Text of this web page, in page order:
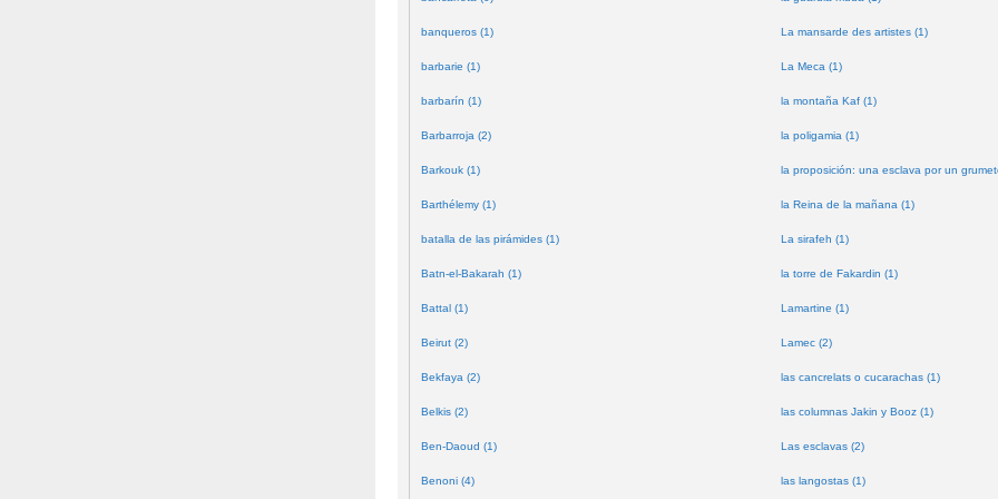
banqueros (1)
barbarie (1)
barbarín (1)
Barbarroja (2)
Barkouk (1)
Barthélemy (1)
batalla de las pirámides (1)
Batn-el-Bakarah (1)
Battal (1)
Beirut (2)
Bekfaya (2)
Belkis (2)
Ben-Daoud (1)
Benoni (4)
La mansarde des artistes (1)
La Meca (1)
la montaña Kaf (1)
la poligamia (1)
la proposición: una esclava por un
la Reina de la mañana (1)
La sirafeh (1)
la torre de Fakardin (1)
Lamartine (1)
Lamec (2)
las cancrelats o cucarachas (1)
las columnas Jakin y Booz (1)
Las esclavas (2)
las langostas (1)